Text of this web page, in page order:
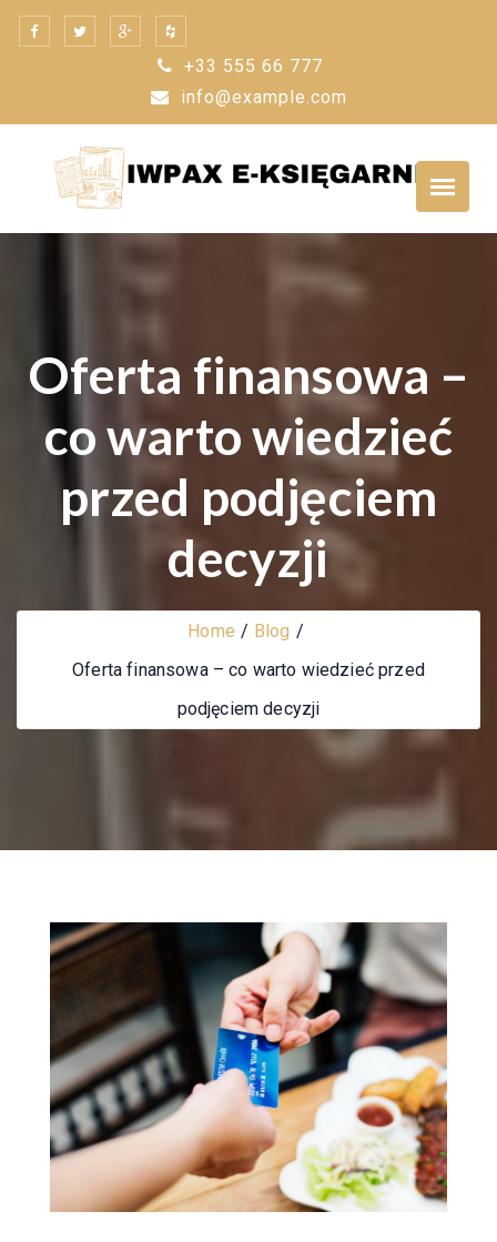
Skip
+33 555 66 777
info@example.com
Oferta finansowa –
co warto wiedzieć
przed podjęciem
decyzji
Home
Blog
Oferta finansowa – co warto wiedzieć przed
podjęciem decyzji